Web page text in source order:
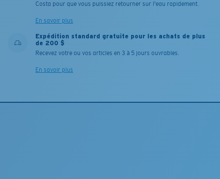
Costa pour que vous puissiez retourner sur l'eau rapidement.
En savoir plus
Expédition standard gratuite pour les achats de plus
de 200 $
Recevez votre ou vos articles en 3 à 5 jours ouvrables.
En savoir plus